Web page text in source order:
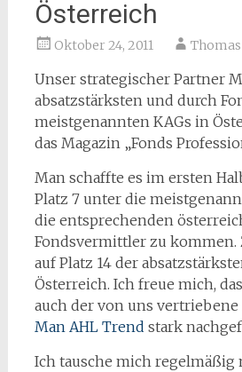
Österreich
Oktober 24, 2011
Unser strategischer Partner
absatzstärksten und durch
meistgenannten KAGs in
das Magazin „Fonds
Man schaffte es im ersten
Platz 7 unter die
die entsprechenden
Fondsvermittler zu kommen.
auf Platz 14 der
Österreich. Ich freue mich,
auch der von uns
Man AHL Trend stark
Ich tausche mich regelmäßig